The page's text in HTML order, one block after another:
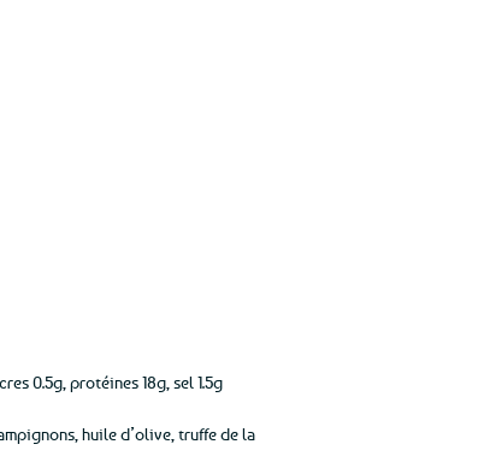
0.5g, protéines 18g, sel 1.5g
huile d’olive, truffe de la